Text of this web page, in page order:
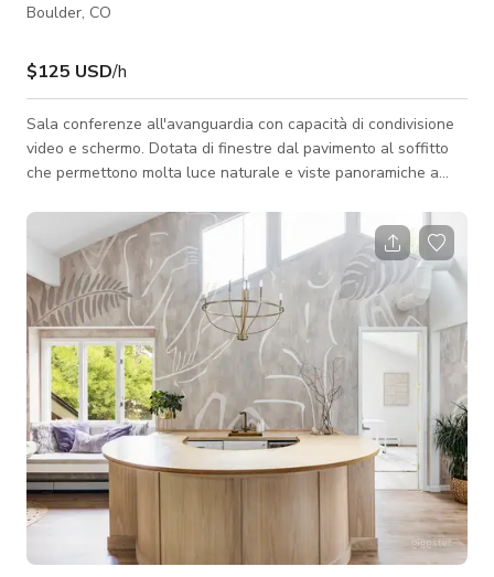
Boulder, CO
$125 USD/h
Sala conferenze all'avanguardia con capacità di condivisione
video e schermo. Dotata di finestre dal pavimento al soffitto
che permettono molta luce naturale e viste panoramiche a
clienti o conferenze virtuali, questo spazio offre un ambiente
professionale e stimolante per elevare qualsiasi incontro.